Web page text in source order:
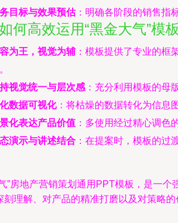
目标与效果预估：明确各阶段的销售指
何高效运用“黑金大气”模
为王，视觉为辅：模板提供了专业的框
视觉统一与层次感 ：充分利用模板的母
数据可视化：将枯燥的数据转化为信息
化表达产品价值 ：多使用经过精心调色
演示与讲述结合 ：在提案时，模板的过
”房地产营销策划通用PPT模板，是一
刻理解、对产品的精准打磨以及对策略